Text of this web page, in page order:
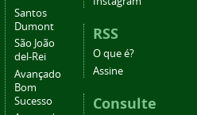
Santos
Dumont
São João
del-Rei
Avançado
Bom
Sucesso
RSS
O que é?
Assine
Consulte